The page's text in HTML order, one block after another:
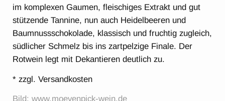
im komplexen Gaumen, fleischiges Extrakt und gut
stützende Tannine, nun auch Heidelbeeren und
Baumnussschokolade, klassisch und fruchtig zugleich,
südlicher Schmelz bis ins zartpelzige Finale. Der
Rotwein legt mit Dekantieren deutlich zu.
* zzgl. Versandkosten
Bild: www.moevenpick-wein.de